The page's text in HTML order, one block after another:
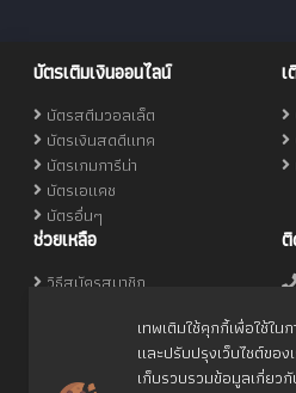
บัตรเติมเงินออนไลน์
บัตรสตีมวอลเล็ต
บัตรเงินสดดีแทค
บัตรเกมการีน่า
บัตรเอแคช
บัตรอื่นๆ
เ
ช่วยเหลือ
วิธีสมัครสมาชิก
เทพเติมใช้คุกกี้เพื่อใช้ใน
และปรับปรุงเว็บไชต์ของ
เก็บรวบรวมข้อมูลเกี่ยวกั